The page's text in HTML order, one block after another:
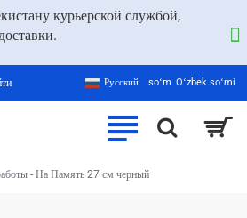
курьерской службой,
Русский soʻm Oʻzbek soʻmi
- На Память 27 см черный